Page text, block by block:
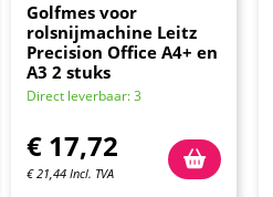
Golfmes voor
rolsnijmachine Leitz
Precision Office A4+ en
A3 2 stuks
Direct leverbaar: 3
€ 17,72
€21,44 Incl. TVA